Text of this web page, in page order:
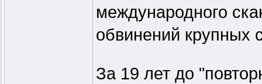
международного
обвинений крупных
За 19 лет до